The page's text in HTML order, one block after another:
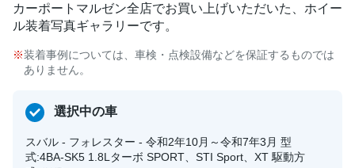
カーポートマルゼン全店でお買い上げいただいた、ホイー
ル装着写真ギャラリーです。
装着事例については、車検・点検設備などを保証するものでは
ありません。
選択中の車
スバル - フォレスター - 令和2年10月～令和7年3月 型
式:4BA-SK5 1.8Lターボ SPORT、STI Sport、XT 駆動方